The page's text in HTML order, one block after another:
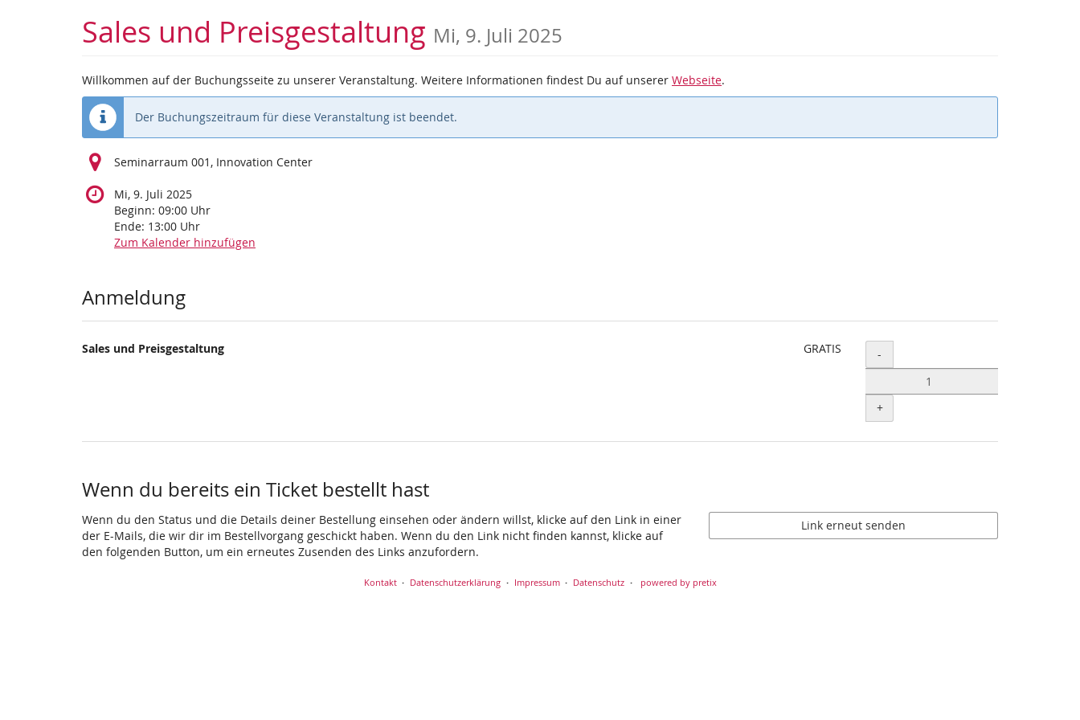
Sales und Preisgestaltung Mi, 9. Juli 2025
Willkommen auf der Buchungsseite zu unserer Veranstaltung. Weitere Informationen findest Du auf unserer Webseite.
Der Buchungszeitraum für diese Veranstaltung ist beendet.
Seminarraum 001, Innovation Center
Mi, 9. Juli 2025
Beginn: 09:00 Uhr
Ende: 13:00 Uhr
Zum Kalender hinzufügen
Produkte
Anmeldung
Sales und Preisgestaltung GRATIS Menge
-
+
Wenn du bereits ein Ticket bestellt hast
Wenn du den Status und die Details deiner Bestellung einsehen oder ändern willst, klicke auf den Link in einer
der E-Mails, die wir dir im Bestellvorgang geschickt haben. Wenn du den Link nicht finden kannst, klicke auf
den folgenden Button, um ein erneutes Zusenden des Links anzufordern.
Link erneut senden
Kontakt Datenschutzerklärung Impressum Datenschutz powered by pretix